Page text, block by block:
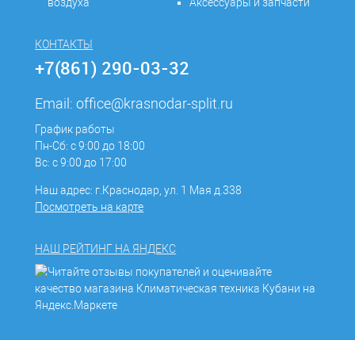
КОНТАКТЫ
+7(861) 290-03-32
Email:office@krasnodar-split.ru
График работы
Пн-Сб: с 9:00 до 18:00
Вс: с 9:00 до 17:00
Наш адрес: г.Краснодар, ул. 1 Мая д.338
Посмотреть на карте
НАШ РЕЙТИНГ НА ЯНДЕКС